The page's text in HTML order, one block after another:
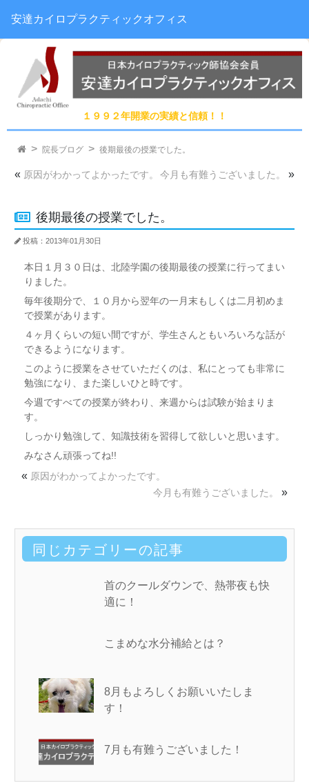
１９９２年開業の実績と信頼！！
安達カイロプラクティックオフィス
院長ブログ 後期最後の授業でした。
« 原因がわかってよかったです。 今月も有難うございました。 »
後期最後の授業でした。
投稿：2013年01月30日
本日１月３０日は、北陸学園の後期最後の授業に行ってまい
りました。
毎年後期分で、１０月から翌年の一月末もしくは二月初めま
で授業があります。
４ヶ月くらいの短い間ですが、学生さんともいろいろな話が
できるようになります。
このように授業をさせていただくのは、私にとっても非常に
勉強になり、また楽しいひと時です。
今週ですべての授業が終わり、来週からは試験が始まりま
す。
しっかり勉強して、知識技術を習得して欲しいと思います。
みなさん頑張ってね!!
« 原因がわかってよかったです。
今月も有難うございました。
»
同じカテゴリーの記事
首のクールダウンで、熱帯夜も快
適に！
こまめな水分補給とは？
8月もよろしくお願いいたしま
す！
7月も有難うございました！